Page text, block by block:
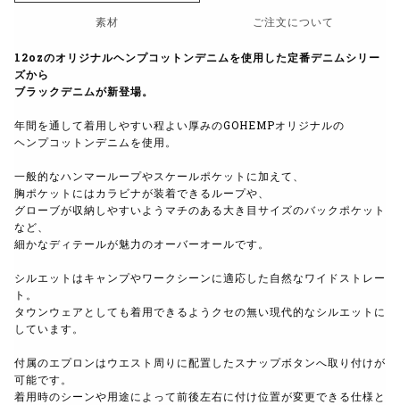
素材 ご注文について
12ozのオリジナルヘンプコットンデニムを使用した定番デニムシリー
ズから
ブラックデニムが新登場。
年間を通して着用しやすい程よい厚みのGOHEMPオリジナルの
ヘンプコットンデニムを使用。
一般的なハンマーループやスケールポケットに加えて、
胸ポケットにはカラビナが装着できるループや、
グローブが収納しやすいようマチのある大き目サイズのバックポケット
など、
細かなディテールが魅力のオーバーオールです。
シルエットはキャンプやワークシーンに適応した自然なワイドストレー
ト。
タウンウェアとしても着用できるようクセの無い現代的なシルエットに
しています。
付属のエプロンはウエスト周りに配置したスナップボタンへ取り付けが
可能です。
着用時のシーンや用途によって前後左右に付け位置が変更できる仕様と